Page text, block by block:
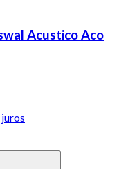
Acustico Aco